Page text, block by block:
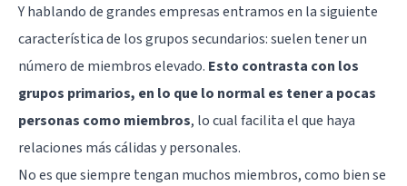
Y hablando de grandes empresas entramos en la siguiente
característica de los grupos secundarios: suelen tener un
número de miembros elevado. Esto contrasta con los
grupos primarios, en lo que lo normal es tener a pocas
personas como miembros, lo cual facilita el que haya
relaciones más cálidas y personales.
No es que siempre tengan muchos miembros, como bien se